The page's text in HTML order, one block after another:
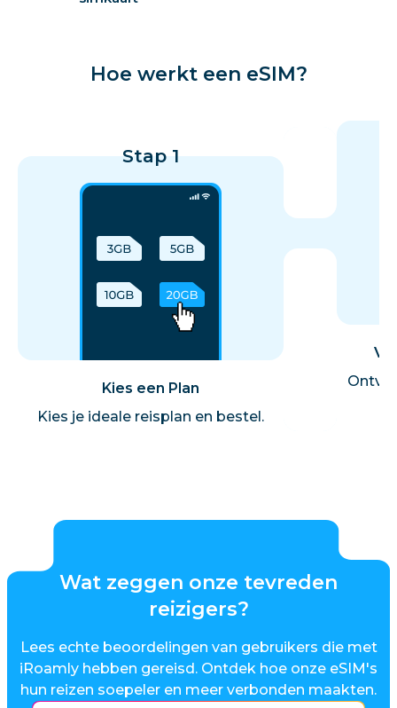
Hoe werkt een eSIM?
Stap 1
Kies een Plan
Kies je ideale reisplan en bestel.
Wat zeggen onze tevreden
reizigers?
Lees echte beoordelingen van gebruikers die met
iRoamly hebben gereisd. Ontdek hoe onze eSIM's
hun reizen soepeler en meer verbonden maakten.